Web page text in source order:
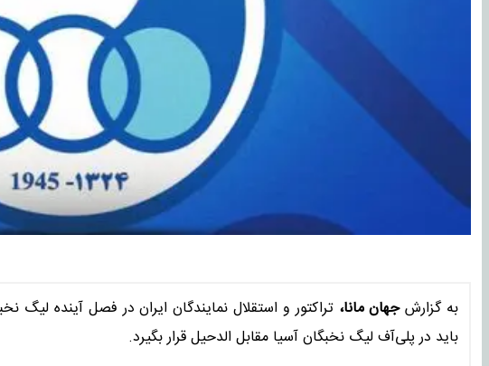
به گزارشجهان مانا،
باید در پلی‌آف لیگ نخبگان آسیا مقابل الدحیل قرار بگیرد.